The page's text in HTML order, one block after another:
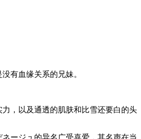
有血缘关系的兄妹。
，以及通透的肌肤和比雪还要白的头
ージュ的异名广受喜爱，其名声在当